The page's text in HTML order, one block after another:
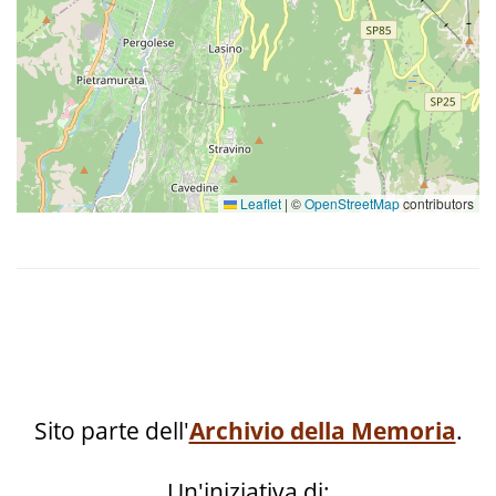
Leaflet | ©OpenStreetMapcontributors
Sito parte dell'Archivio della Memoria.